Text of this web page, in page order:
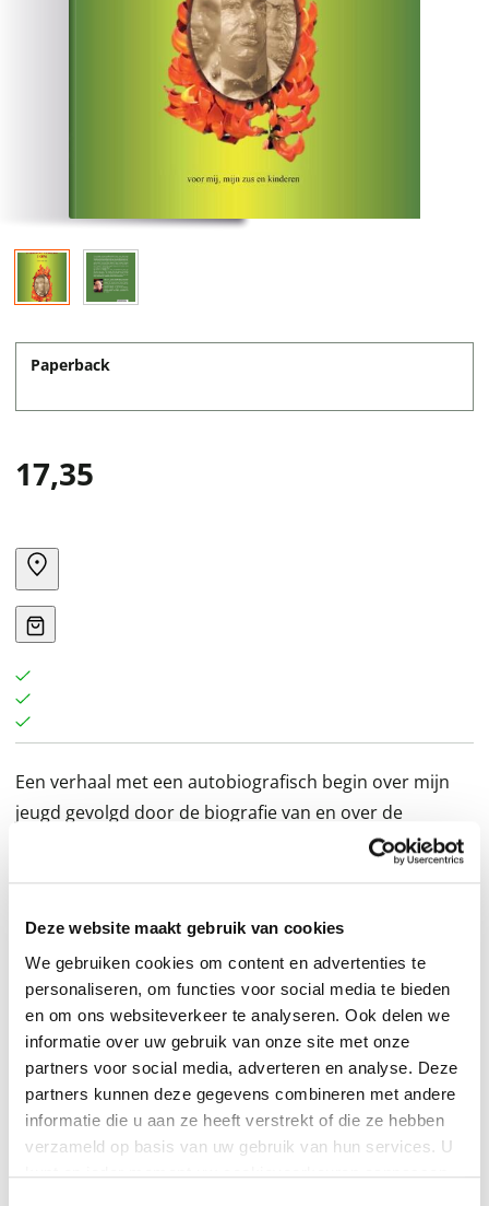
Deze website maakt gebruik van cookies
We gebruiken cookies om content en advertenties te
personaliseren, om functies voor social media te bieden
en om ons websiteverkeer te analyseren. Ook delen we
informatie over uw gebruik van onze site met onze
partners voor social media, adverteren en analyse. Deze
partners kunnen deze gegevens combineren met andere
informatie die u aan ze heeft verstrekt of die ze hebben
verzameld op basis van uw gebruik van hun services. U
kunt op ieder moment uw cookievoorkeuren aanpassen
Paperback
17,35
Een verhaal met een autobiografisch begin over mijn
jeugd gevolgd door de biografie van en over de
biologische opa’s die ik bij leven nooit gekend heb en
de opa die eigenlijk geen opa was. Twee mannen in
grootvaders. Gevulde lijstjes die toch ‘leeg’ waren en
vragen die wij en onze kinderen erover stelden: Wie
waren dat? Wat is hun verhaal en geschiedenis? Wat
deden ze en waarom werd er weinig over ze
gesproken? De opa die wij hadden, was geen
biologische opa maar wel dé opa voor ons. Veel vragen
zijn het antwoord schuldig gebleven doordat ze niet
beantwoord konden worden of niet beantwoord wilden
worden. Wat bekend is wordt hier met enige